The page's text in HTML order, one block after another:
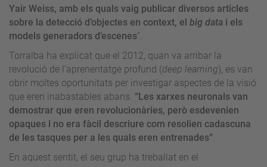
Yair Weiss, amb els quals vaig publicar diversos articles
sobre la detecció d’objectes en context, el big data i els
models generadors d’escenes”.
Torralba ha explicat que el 2012, quan va arribar la
revolució de l’aprenentatge profund (deep learning), es van
obrir moltes oportunitats per investigar aspectes de la visió
que eren inabastables abans. “Les xarxes neuronals van
demostrar que eren revolucionàries, però esdevenien
opaques i no era fàcil descriure com resolien cadascuna
de les tasques per a les quals eren entrenades”
En aquest sentit, el seu grup ha treballat en el